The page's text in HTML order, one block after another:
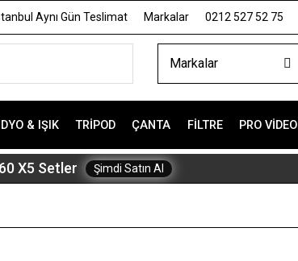
Aynı Gün Teslimat Markalar 0212 527 52 75
Markalar
& IŞIK TRIPOD ÇANTA FILTRE PRO VIDEO
X5 Setler Şimdi Satın Al